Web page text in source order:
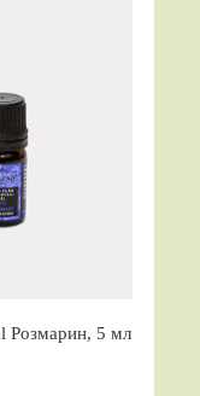
Розмарин, 5 мл